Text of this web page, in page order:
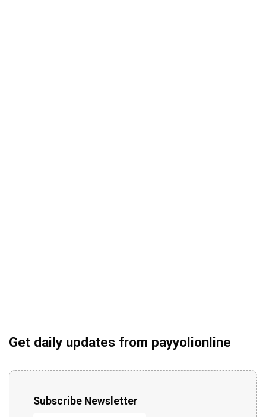
Get daily updates from payyolionline
Subscribe Newsletter